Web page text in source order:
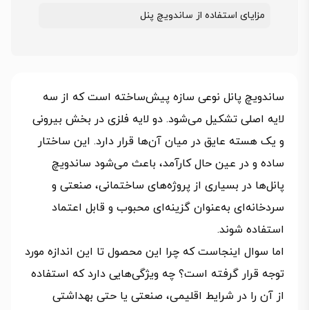
مزایای استفاده از ساندویچ پنل
ساندویچ پانل نوعی سازه پیش‌ساخته است که از سه
لایه اصلی تشکیل می‌شود. دو لایه فلزی در بخش بیرونی
و یک هسته عایق در میان آن‌ها قرار دارد. این ساختار
ساده و در عین حال کارآمد، باعث می‌شود ساندویچ
پانل‌ها در بسیاری از پروژه‌های ساختمانی، صنعتی و
سردخانه‌ای به‌عنوان گزینه‌ای محبوب و قابل اعتماد
استفاده شوند.
اما سوال اینجاست که چرا این محصول تا این اندازه مورد
توجه قرار گرفته است؟ چه ویژگی‌هایی دارد که استفاده
از آن را در شرایط اقلیمی، صنعتی یا حتی بهداشتی